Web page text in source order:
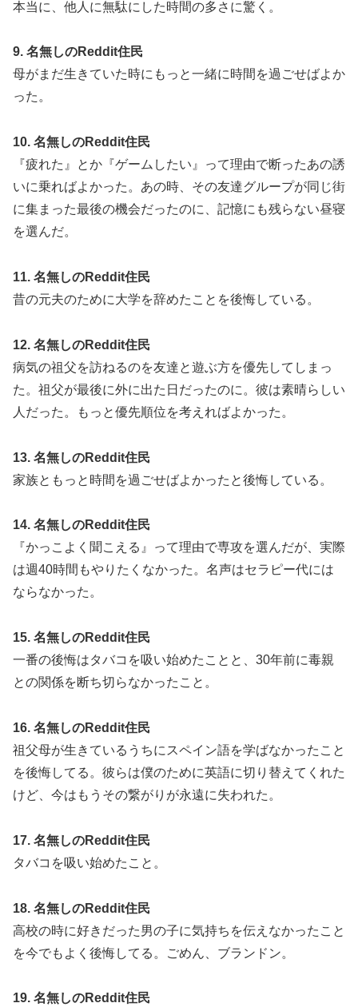
本当に、他人に無駄にした時間の多さに驚く。
9. 名無しのReddit住民
母がまだ生きていた時にもっと一緒に時間を過ごせばよか
った。
10. 名無しのReddit住民
『疲れた』とか『ゲームしたい』って理由で断ったあの誘
いに乗ればよかった。あの時、その友達グループが同じ街
に集まった最後の機会だったのに、記憶にも残らない昼寝
を選んだ。
11. 名無しのReddit住民
昔の元夫のために大学を辞めたことを後悔している。
12. 名無しのReddit住民
病気の祖父を訪ねるのを友達と遊ぶ方を優先してしまっ
た。祖父が最後に外に出た日だったのに。彼は素晴らしい
人だった。もっと優先順位を考えればよかった。
13. 名無しのReddit住民
家族ともっと時間を過ごせばよかったと後悔している。
14. 名無しのReddit住民
『かっこよく聞こえる』って理由で専攻を選んだが、実際
は週40時間もやりたくなかった。名声はセラピー代には
ならなかった。
15. 名無しのReddit住民
一番の後悔はタバコを吸い始めたことと、30年前に毒親
との関係を断ち切らなかったこと。
16. 名無しのReddit住民
祖父母が生きているうちにスペイン語を学ばなかったこと
を後悔してる。彼らは僕のために英語に切り替えてくれた
けど、今はもうその繋がりが永遠に失われた。
17. 名無しのReddit住民
タバコを吸い始めたこと。
18. 名無しのReddit住民
高校の時に好きだった男の子に気持ちを伝えなかったこと
を今でもよく後悔してる。ごめん、ブランドン。
19. 名無しのReddit住民